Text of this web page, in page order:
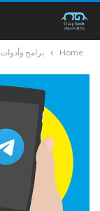
Home برامج وأدوات